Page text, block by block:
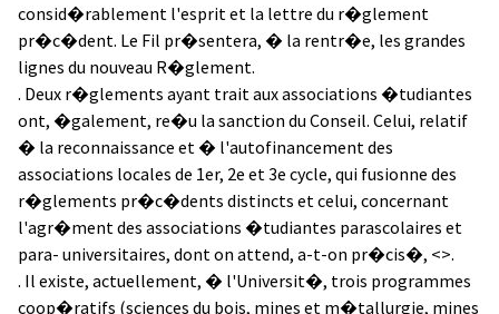
consid�rablement l'esprit et la lettre du r�glement
pr�c�dent. Le Fil pr�sentera, � la rentr�e, les grandes
lignes du nouveau R�glement.
. Deux r�glements ayant trait aux associations �tudiantes
ont, �galement, re�u la sanction du Conseil. Celui, relatif
� la reconnaissance et � l'autofinancement des
associations locales de 1er, 2e et 3e cycle, qui fusionne des
r�glements pr�c�dents distincts et celui, concernant
l'agr�ment des associations �tudiantes parascolaires et
para- universitaires, dont on attend, a-t-on pr�cis�, <>.
. Il existe, actuellement, � l'Universit�, trois programmes
coop�ratifs (sciences du bois, mines et m�tallurgie, mines